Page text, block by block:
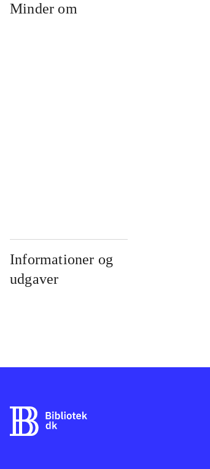
Minder om
Informationer og
udgaver